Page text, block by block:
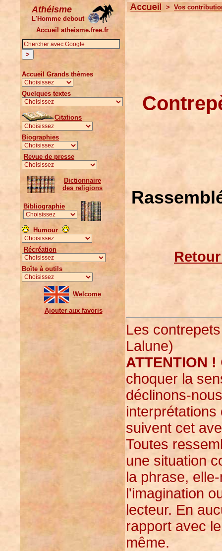
Athéisme
L'Homme debout
Accueil atheisme.free.fr
Accueil Grands thèmes
Quelques textes
Citations
Biographies
Revue de presse
Dictionnaire
des religions
Bibliographie
Humour
Récréation
Boîte à outils
Welcome
Ajouter aux favoris
> Vos
Les
Lalune)
ATTENTION !
choquer la
déclinons-
suivent cet
Toutes
une situation
la phrase,
l'imagination
lecteur. En
rapport avec
même.